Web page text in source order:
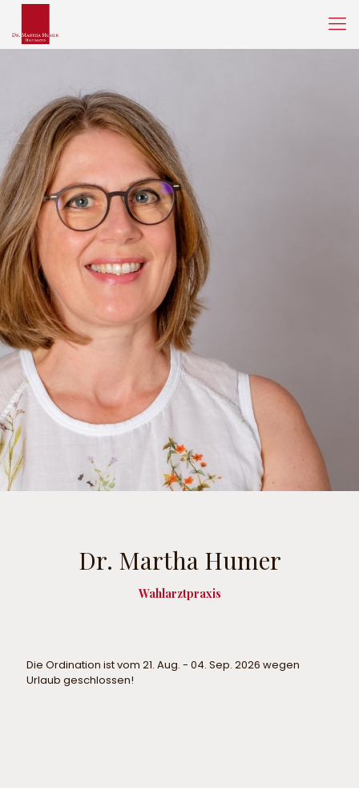
Dr. Martha Humer
Wahlarztpraxis
Die Ordination ist vom 21. Aug. - 04. Sep. 2026 wegen
Urlaub geschlossen!